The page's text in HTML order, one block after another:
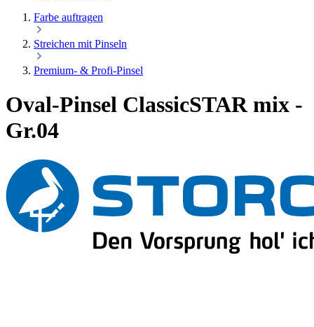
Farbe auftragen
Streichen mit Pinseln
Premium- & Profi-Pinsel
Oval-Pinsel ClassicSTAR mix -
Gr.04